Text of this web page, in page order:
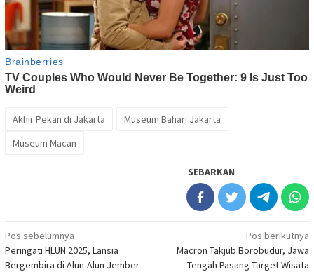
Akhir Pekan di Jakarta
Museum Bahari Jakarta
Museum Macan
SEBARKAN
Navigasi
pos
Pos sebelumnya
Peringati HLUN 2025, Lansia
Bergembira di Alun-Alun Jember
Pos berikutnya
Macron Takjub Borobudur, Jawa
Tengah Pasang Target Wisata